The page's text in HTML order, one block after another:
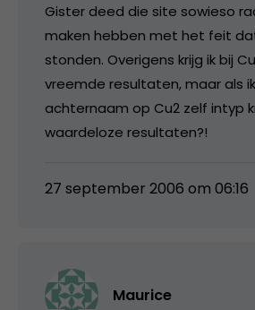
Gister deed die site sowieso
maken hebben met het feit
stonden. Overigens krijg ik bij
vreemde resultaten, maar als
achternaam op Cu2 zelf intyp
waardeloze resultaten?!
27 september 2006 om 06:16
Maurice